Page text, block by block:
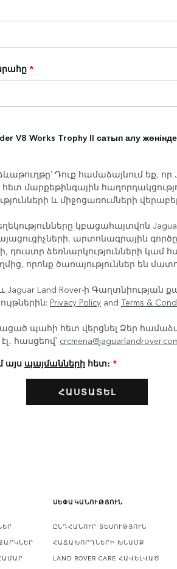
*
V8 Works Trophy II сатып алу
Դուք համաձայնում եք, որ
մարքեթինգային
և միջոցառումների
կբացահայտվոն Jaguar
արտոնագրային
դուստր ձեռնարկությունների կամ
որոնք ծառայություններ են
Land Rover-ի Գաղտնիության
Privacy Policy and Terms &
պահի հետ վերցնել Ձեր
հասցեով՝
այս պայմանների հետ։ *
ՍԵՓԱԿԱՆՈՒԹՅՈՒՆ
ԸՆԴՀԱՆՈՒՐ ՏԵՍՈՒԹՅՈՒՆ
ՀԱՃԱԽՈՐԴՆԵՐԻ ԽՆԱՄՔ
LAND ROVER CARE ՀԱՎԵԼՎԱԾ